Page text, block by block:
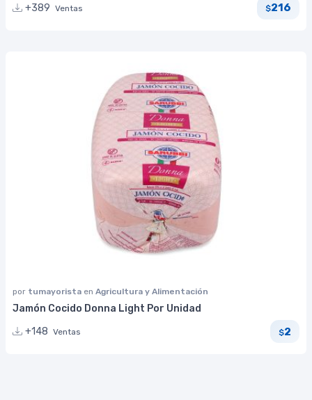
+389 Ventas $216
por tumayorista en Agricultura y Alimentación
Jamón Cocido Donna Light Por Unidad
+148 Ventas $2